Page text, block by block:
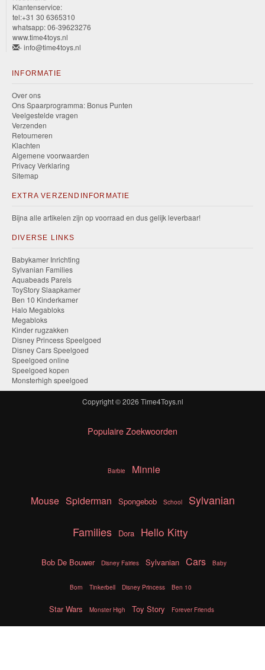
Klantenservice:
tel:+31 30 6365310
whatsapp: 06-39623276
www.time4toys.nl
- info@time4toys.nl
INFORMATIE
Over ons
Ons Spaarprogramma: Bonus Punten
Veelgestelde vragen
Verzenden
Retourneren
Klachten
Algemene voorwaarden
Privacy Verklaring
Sitemap
EXTRA VERZENDINFORMATIE
Bijna alle artikelen zijn op voorraad en dus gelijk leverbaar!
DIVERSE LINKS
Babykamer Inrichting
Sylvanian Families
Aquabeads Parels
ToyStory Slaapkamer
Ben 10 Kinderkamer
Halo Megabloks
Megabloks
Kinder rugzakken
Disney Princess Speelgoed
Disney Cars Speelgoed
Speelgoed online
Speelgoed kopen
Monsterhigh speelgoed
Copyright © 2026 Time4Toys.nl
Populaire Zoekwoorden
Barbie Minnie
Mouse Spiderman Spongebob School Sylvanian
Families Dora Hello Kitty
Bob De Bouwer Disney Fairies Sylvanian Cars Baby
Born Tinkerbell Disney Princess Ben 10
Star Wars Monster High Toy Story Forever Friends